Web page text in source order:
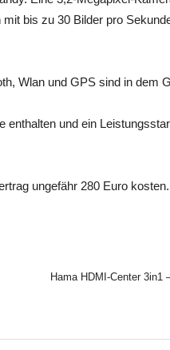
bis zu 30 Bilder pro
Wlan und GPS sind in dem
enthalten und ein
ungefähr 280 Euro
Hama HDMI-Center